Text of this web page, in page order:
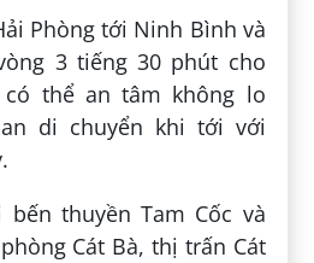
Phòng tới Ninh Bình và
3 tiếng 30 phút cho
có thể an tâm không lo
di chuyển khi tới với
bến thuyền Tam Cốc và
Cát Bà, thị trấn Cát